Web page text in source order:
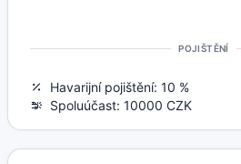
POJIŠTĚNÍ
Havarijní pojištění: 10 %
Spoluúčast: 10000 CZK